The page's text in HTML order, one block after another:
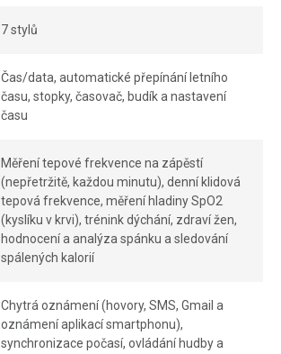
7 stylů
Čas/data, automatické přepínání letního
času, stopky, časovač, budík a nastavení
času
Měření tepové frekvence na zápěstí
(nepřetržitě, každou minutu), denní klidová
tepová frekvence, měření hladiny SpO2
(kyslíku v krvi), trénink dýchání, zdraví žen,
hodnocení a analýza spánku a sledování
spálených kalorií
Chytrá oznámení (hovory, SMS, Gmail a
oznámení aplikací smartphonu),
synchronizace počasí, ovládání hudby a